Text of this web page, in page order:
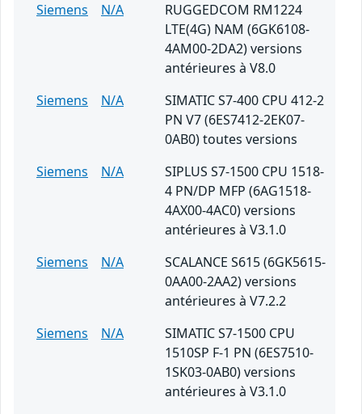
Siemens
N/A
RUGGEDCOM RM1224
LTE(4G) NAM (6GK6108-
4AM00-2DA2) versions
antérieures à V8.0
Siemens
N/A
SIMATIC S7-400 CPU 412-2
PN V7 (6ES7412-2EK07-
0AB0) toutes versions
Siemens
N/A
SIPLUS S7-1500 CPU 1518-
4 PN/DP MFP (6AG1518-
4AX00-4AC0) versions
antérieures à V3.1.0
Siemens
N/A
SCALANCE S615 (6GK5615-
0AA00-2AA2) versions
antérieures à V7.2.2
Siemens
N/A
SIMATIC S7-1500 CPU
1510SP F-1 PN (6ES7510-
1SK03-0AB0) versions
antérieures à V3.1.0